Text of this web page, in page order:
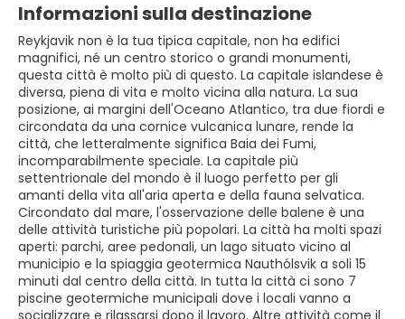
Informazioni sulla destinazione
Reykjavik non è la tua tipica capitale, non ha edifici
magnifici, né un centro storico o grandi monumenti,
questa città è molto più di questo. La capitale islandese è
diversa, piena di vita e molto vicina alla natura. La sua
posizione, ai margini dell'Oceano Atlantico, tra due fiordi e
circondata da una cornice vulcanica lunare, rende la
città, che letteralmente significa Baia dei Fumi,
incomparabilmente speciale. La capitale più
settentrionale del mondo è il luogo perfetto per gli
amanti della vita all'aria aperta e della fauna selvatica.
Circondato dal mare, l'osservazione delle balene è una
delle attività turistiche più popolari. La città ha molti spazi
aperti: parchi, aree pedonali, un lago situato vicino al
municipio e la spiaggia geotermica Nauthólsvik a soli 15
minuti dal centro della città. In tutta la città ci sono 7
piscine geotermiche municipali dove i locali vanno a
socializzare e rilassarsi dopo il lavoro. Altre attività come il